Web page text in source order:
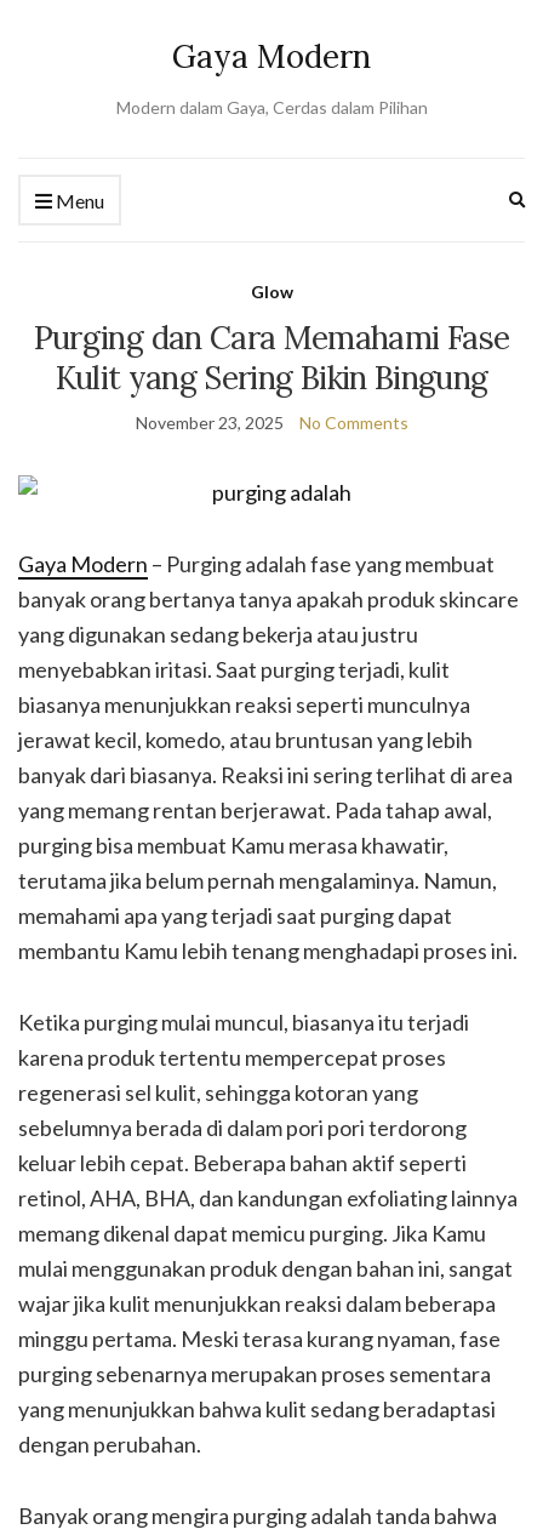
Gaya Modern
Modern dalam Gaya, Cerdas dalam Pilihan
Menu
Glow
Purging dan Cara Memahami Fase
Kulit yang Sering Bikin Bingung
November 23, 2025 No Comments
Gaya Modern – Purging adalah fase yang membuat
banyak orang bertanya tanya apakah produk skincare
yang digunakan sedang bekerja atau justru
menyebabkan iritasi. Saat purging terjadi, kulit
biasanya menunjukkan reaksi seperti munculnya
jerawat kecil, komedo, atau bruntusan yang lebih
banyak dari biasanya. Reaksi ini sering terlihat di area
yang memang rentan berjerawat. Pada tahap awal,
purging bisa membuat Kamu merasa khawatir,
terutama jika belum pernah mengalaminya. Namun,
memahami apa yang terjadi saat purging dapat
membantu Kamu lebih tenang menghadapi proses ini.
Ketika purging mulai muncul, biasanya itu terjadi
karena produk tertentu mempercepat proses
regenerasi sel kulit, sehingga kotoran yang
sebelumnya berada di dalam pori pori terdorong
keluar lebih cepat. Beberapa bahan aktif seperti
retinol, AHA, BHA, dan kandungan exfoliating lainnya
memang dikenal dapat memicu purging. Jika Kamu
mulai menggunakan produk dengan bahan ini, sangat
wajar jika kulit menunjukkan reaksi dalam beberapa
minggu pertama. Meski terasa kurang nyaman, fase
purging sebenarnya merupakan proses sementara
yang menunjukkan bahwa kulit sedang beradaptasi
dengan perubahan.
Banyak orang mengira purging adalah tanda bahwa